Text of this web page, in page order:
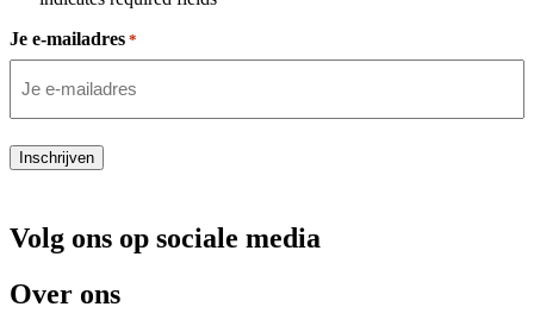
Je e-mailadres *
Inschrijven
Volg ons op sociale media
Over ons